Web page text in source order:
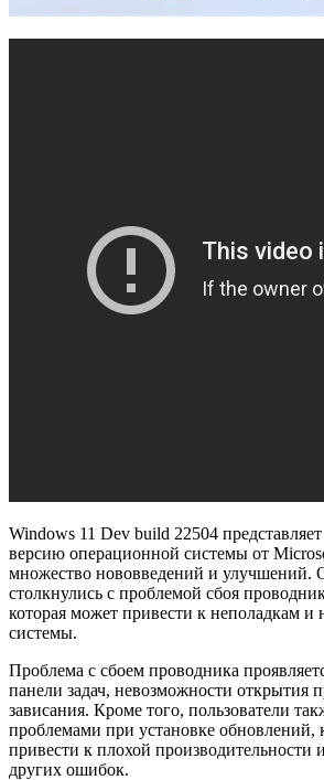
Windows 11 Dev build 22504
версию операционной системы от
множество нововведений и улучшений.
столкнулись с проблемой сбоя
которая может привести к неполадкам и
системы.
Проблема с сбоем проводника
панели задач, невозможности открытия
зависания. Кроме того, пользователи
проблемами при установке обновлений,
привести к плохой производительности
других ошибок.